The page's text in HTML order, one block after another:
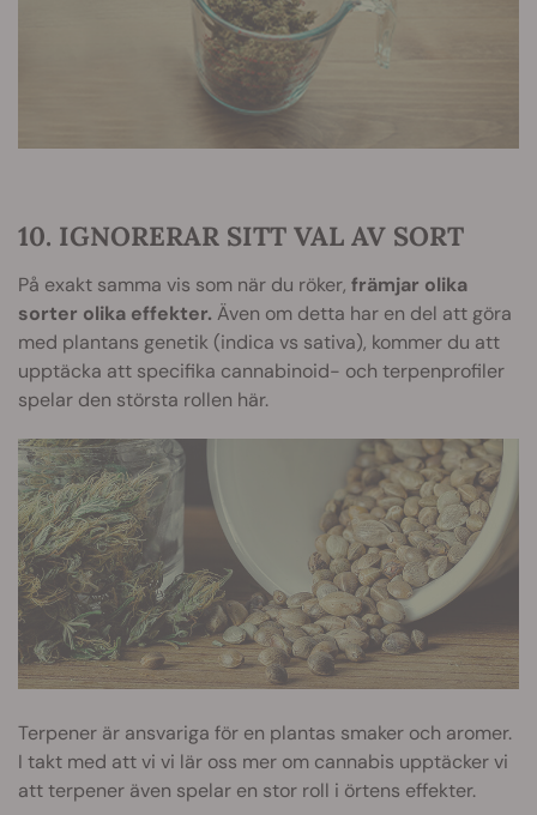
10. IGNORERAR SITT VAL AV SORT
På exakt samma vis som när du röker, främjar olika
sorter olika effekter. Även om detta har en del att göra
med plantans genetik (indica vs sativa), kommer du att
upptäcka att specifika cannabinoid- och terpenprofiler
spelar den största rollen här.
Terpener är ansvariga för en plantas smaker och aromer.
I takt med att vi vi lär oss mer om cannabis upptäcker vi
att terpener även spelar en stor roll i örtens effekter.